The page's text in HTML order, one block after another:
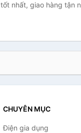
nhất, giao hàng tận
CHUYÊN MỤC
Điện gia dụng